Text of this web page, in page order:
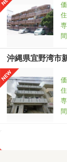
沖縄県宜野湾市
沖縄県宜野湾市